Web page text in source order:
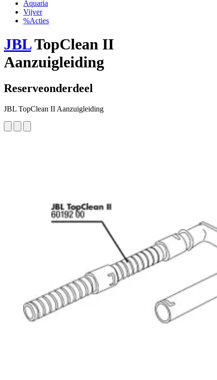
Aquaria
Vijver
%Acties
JBLTopClean II
Aanzuigleiding
Reserveonderdeel
JBL TopClean II Aanzuigleiding